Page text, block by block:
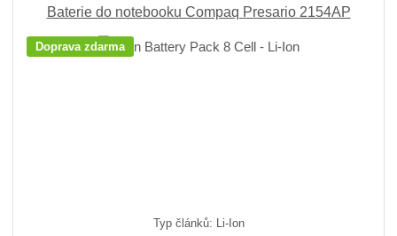
Baterie do notebooku Compaq Presario 2154AP
Doprava zdarma
Typ článků: Li-Ion